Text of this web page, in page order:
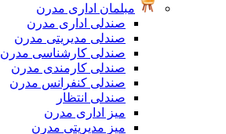
مبلمان اداری مدرن
صندلی اداری مدرن
صندلی مدیریتی مدرن
صندلی کارشناسی مدرن
صندلی کارمندی مدرن
صندلی کنفرانس مدرن
صندلی انتظار
میز اداری مدرن
میز مدیریتی مدرن